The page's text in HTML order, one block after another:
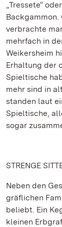
„Tressete“
Backgammon.
verbrachte
mehrfach in
Weikersheim
Erhaltung der
Spieltische
mehr sind in
standen laut
Spieltische,
sogar
STRENGE
Neben den
gräflichen
beliebt. Ein
kleinen